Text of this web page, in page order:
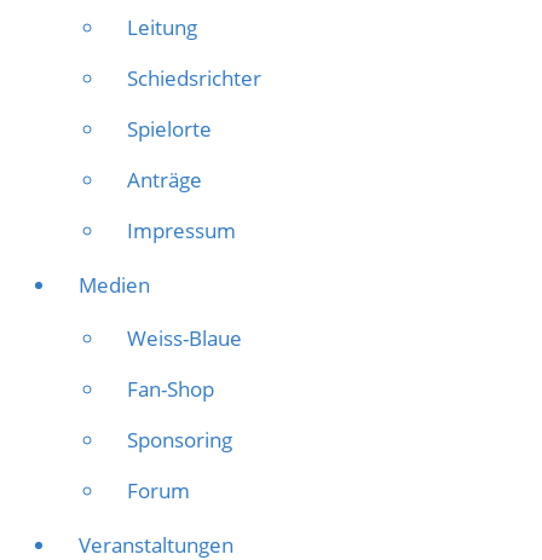
Leitung
Schiedsrichter
Spielorte
Anträge
Impressum
Medien
Weiss-Blaue
Fan-Shop
Sponsoring
Forum
Veranstaltungen